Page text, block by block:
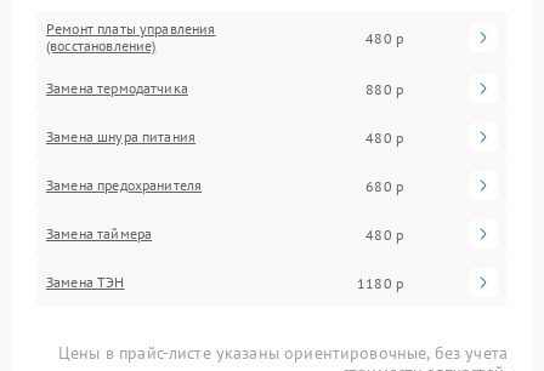
Ремонт платы управления
(восстановление)
480 р
Замена термодатчика 880 р
Замена шнура питания 480 р
Замена предохранителя 680 р
Замена таймера 480 р
Замена ТЭН 1180 р
Цены в прайс-листе указаны ориентировочные, без учета